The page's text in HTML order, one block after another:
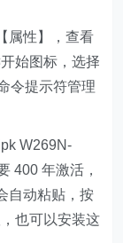
属性】，查看
始图标，选择
令提示符管理
W269N-
400 年激活，
自动粘贴，按
也可以安装这